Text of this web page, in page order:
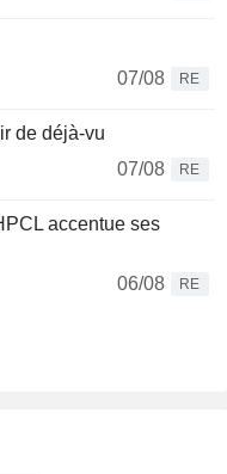
07/08
RE
de déjà-vu
07/08
RE
accentue ses
06/08
RE